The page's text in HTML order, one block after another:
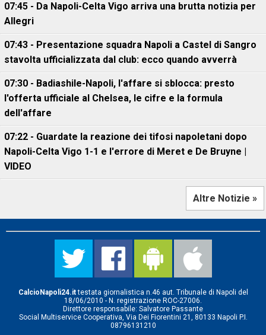
07:45 - Da Napoli-Celta Vigo arriva una brutta notizia per
Allegri
07:43 - Presentazione squadra Napoli a Castel di Sangro
stavolta ufficializzata dal club: ecco quando avverrà
07:30 - Badiashile-Napoli, l'affare si sblocca: presto
l'offerta ufficiale al Chelsea, le cifre e la formula
dell'affare
07:22 - Guardate la reazione dei tifosi napoletani dopo
Napoli-Celta Vigo 1-1 e l'errore di Meret e De Bruyne |
VIDEO
Altre Notizie »
CalcioNapoli24.ittestata giornalistica n.46 aut. Tribunale di Napoli del
18/06/2010 - N. registrazione ROC-27006.
Direttore responsabile: Salvatore Passante
Social Multiservice Cooperativa, Via Dei Fiorentini 21, 80133 Napoli P.I.
08796131210